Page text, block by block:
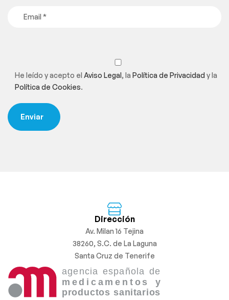
He leído y acepto el Aviso Legal, la Política de Privacidady la
Política de Cookies.
Dirección
Av. Milan 16 Tejina
38260, S.C. de La Laguna
Santa Cruz de Tenerife